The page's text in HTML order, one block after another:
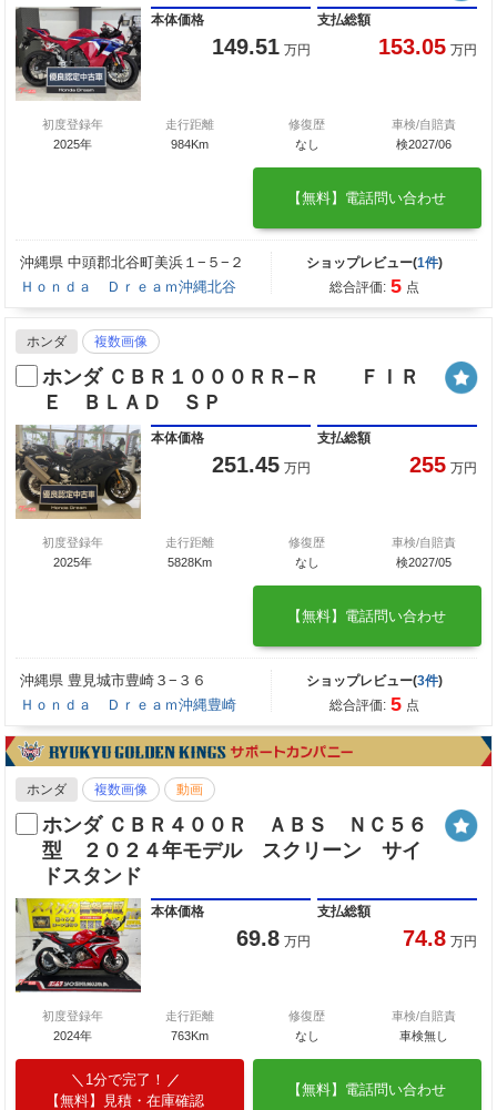
本体価格
149.51 万円
支払総額
153.05 万円
初度登録年
2025年
走行距離
984Km
修復歴
なし
車検/自賠責
検2027/06
【無料】電話問い合わせ
沖縄県 中頭郡北谷町美浜１−５−２
Ｈｏｎｄａ Ｄｒｅａｍ沖縄北谷
ショップレビュー(1件)
総合評価: 5 点
ホンダ 複数画像
ホンダ ＣＢＲ１０００ＲＲ−Ｒ ＦＩＲ
Ｅ ＢＬＡＤ ＳＰ
本体価格
251.45 万円
支払総額
255 万円
初度登録年
2025年
走行距離
5828Km
修復歴
なし
車検/自賠責
検2027/05
【無料】電話問い合わせ
沖縄県 豊見城市豊崎３−３６
Ｈｏｎｄａ Ｄｒｅａｍ沖縄豊崎
ショップレビュー(3件)
総合評価: 5 点
ホンダ 複数画像 動画
ホンダ ＣＢＲ４００Ｒ ＡＢＳ ＮＣ５６
型 ２０２４年モデル スクリーン サイ
ドスタンド
本体価格
69.8 万円
支払総額
74.8 万円
初度登録年
2024年
走行距離
763Km
修復歴
なし
車検/自賠責
車検無し
1分で完了！
【無料】見積・在庫確認
【無料】電話問い合わせ